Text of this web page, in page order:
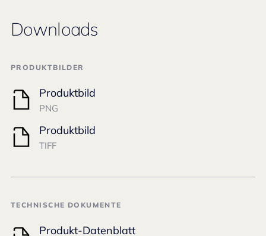
Downloads
PRODUKTBILDER
Produktbild
PNG
Produktbild
TIFF
TECHNISCHE DOKUMENTE
Produkt-Datenblatt